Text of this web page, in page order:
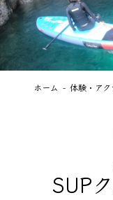
ホーム 体験・ア
SUP